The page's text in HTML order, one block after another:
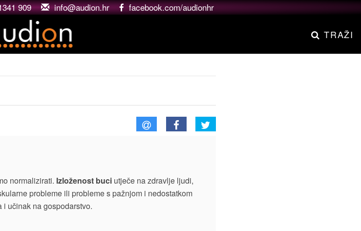
909 rh.noidua@ofni facebook.com/audionhr
TRAŽI
normalizirati. Izloženost buci utječe na zdravlje ljudi,
probleme ili probleme s pažnjom i nedostatkom
i učinak na gospodarstvo.